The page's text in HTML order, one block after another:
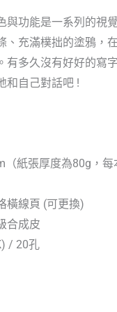
與功能是一系列的視
、充滿樸拙的塗鴉，
有多久沒有好好的寫
和自己對話吧 !
（紙張厚度為80g，每
橫線頁 (可更換)
合成皮
/ 20孔